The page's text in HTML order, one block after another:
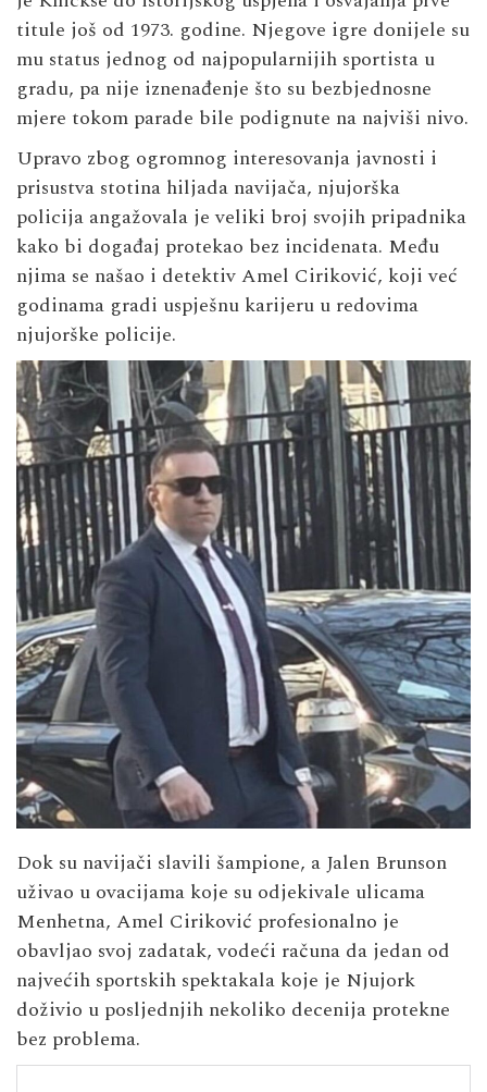
titule još od 1973. godine. Njegove igre donijele su
mu status jednog od najpopularnijih sportista u
gradu, pa nije iznenađenje što su bezbjednosne
mjere tokom parade bile podignute na najviši nivo.
Upravo zbog ogromnog interesovanja javnosti i
prisustva stotina hiljada navijača, njujorška
policija angažovala je veliki broj svojih pripadnika
kako bi događaj protekao bez incidenata. Među
njima se našao i detektiv Amel Ciriković, koji već
godinama gradi uspješnu karijeru u redovima
njujorške policije.
Dok su navijači slavili šampione, a Jalen Brunson
uživao u ovacijama koje su odjekivale ulicama
Menhetna, Amel Ciriković profesionalno je
obavljao svoj zadatak, vodeći računa da jedan od
najvećih sportskih spektakala koje je Njujork
doživio u posljednjih nekoliko decenija protekne
bez problema.